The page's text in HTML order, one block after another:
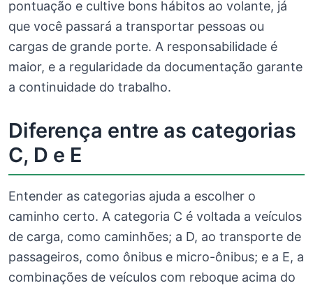
pontuação e cultive bons hábitos ao volante, já
que você passará a transportar pessoas ou
cargas de grande porte. A responsabilidade é
maior, e a regularidade da documentação garante
a continuidade do trabalho.
Diferença entre as categorias
C, D e E
Entender as categorias ajuda a escolher o
caminho certo. A categoria C é voltada a veículos
de carga, como caminhões; a D, ao transporte de
passageiros, como ônibus e micro-ônibus; e a E, a
combinações de veículos com reboque acima do